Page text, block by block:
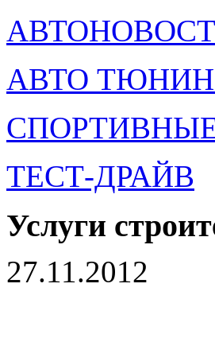
АВТО
ТЕСТ-ДРАЙВ
Услуги
27.11.2012